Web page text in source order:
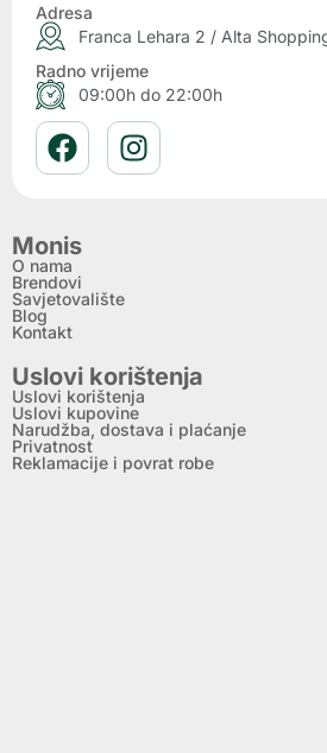
Adresa
Franca Lehara 2 / Alta
Radno vrijeme
09:00h do 22:00h
Monis
O nama
Brendovi
Savjetovalište
Blog
Kontakt
Uslovi korištenja
Uslovi korištenja
Uslovi kupovine
Narudžba, dostava i plaćanje
Privatnost
Reklamacije i povrat robe